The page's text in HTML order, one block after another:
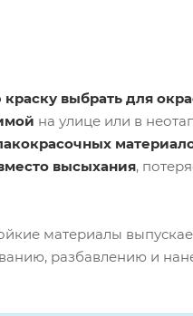
выбрать для
на улице или в
высыхания,
материалы
разбавлению и